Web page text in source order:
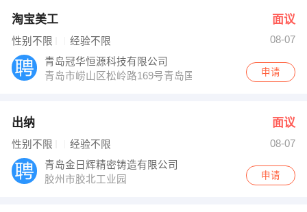
淘宝美工 面议
性别不限 经验不限
08-07
青岛冠华恒源科技有限公司
青岛市崂山区松岭路169号青岛国际创新园B楼12层
申请
出纳 面议
性别不限 经验不限
08-07
青岛金日辉精密铸造有限公司
胶州市胶北工业园
申请